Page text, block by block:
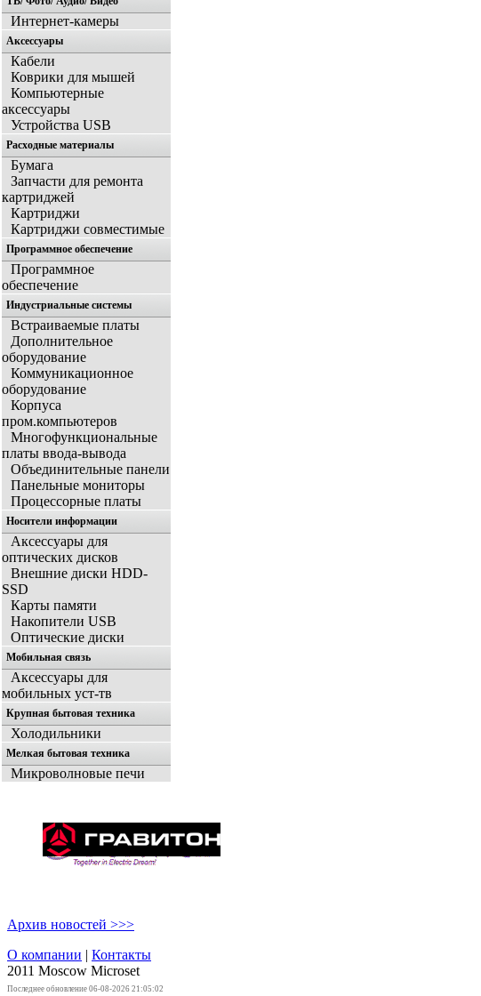
Интернет-камеры
Аксессуары
Кабели
Коврики для мышей
Компьютерные
аксессуары
Устройства USB
Расходные материалы
Бумага
Запчасти для ремонта
картриджей
Картриджи
Картриджи совместимые
Программное обеспечение
Программное
обеспечение
Индустриальные системы
Встраиваемые платы
Дополнительное
оборудование
Коммуникационное
оборудование
Корпуса
пром.компьютеров
Многофункциональные
платы ввода-вывода
Объединительные панели
Панельные мониторы
Процессорные платы
Носители информации
Аксессуары для
оптических дисков
Внешние диски HDD-
SSD
Карты памяти
Накопители USB
Оптические диски
Мобильная связь
Аксессуары для
мобильных уст-тв
Крупная бытовая техника
Холодильники
Мелкая бытовая техника
Микроволновые печи
Архив новостей >>>
О компании | Контакты
2011 Moscow Microset
Последнее обновление 06-08-2026 21:05:02